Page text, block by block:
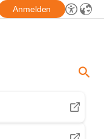
Anmelden